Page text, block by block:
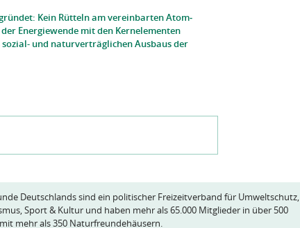
Kein Rütteln am vereinbarten Atom­
Energiewende mit den Kernelementen
sozial- und naturverträglichen Ausbaus der
Deutschlands sind ein politischer Freizeitverband für Umweltschutz,
Sport & Kultur und haben mehr als 65.000 Mitglieder in über 500
mehr als 350 Naturfreundehäusern.